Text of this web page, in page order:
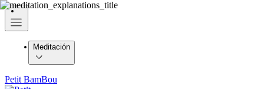
Meditación
Petit BamBou